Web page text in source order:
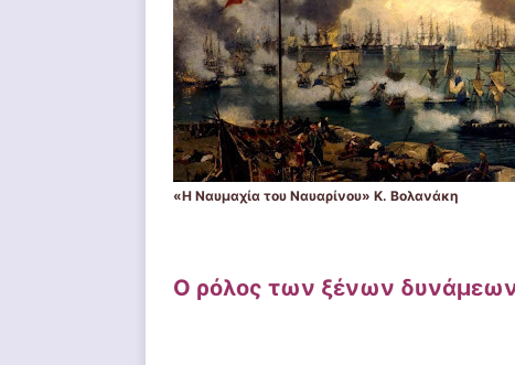
«Η Ναυμαχία του Ναυαρίνου» Κ. Βολανάκη
Ο ρόλος των ξένων